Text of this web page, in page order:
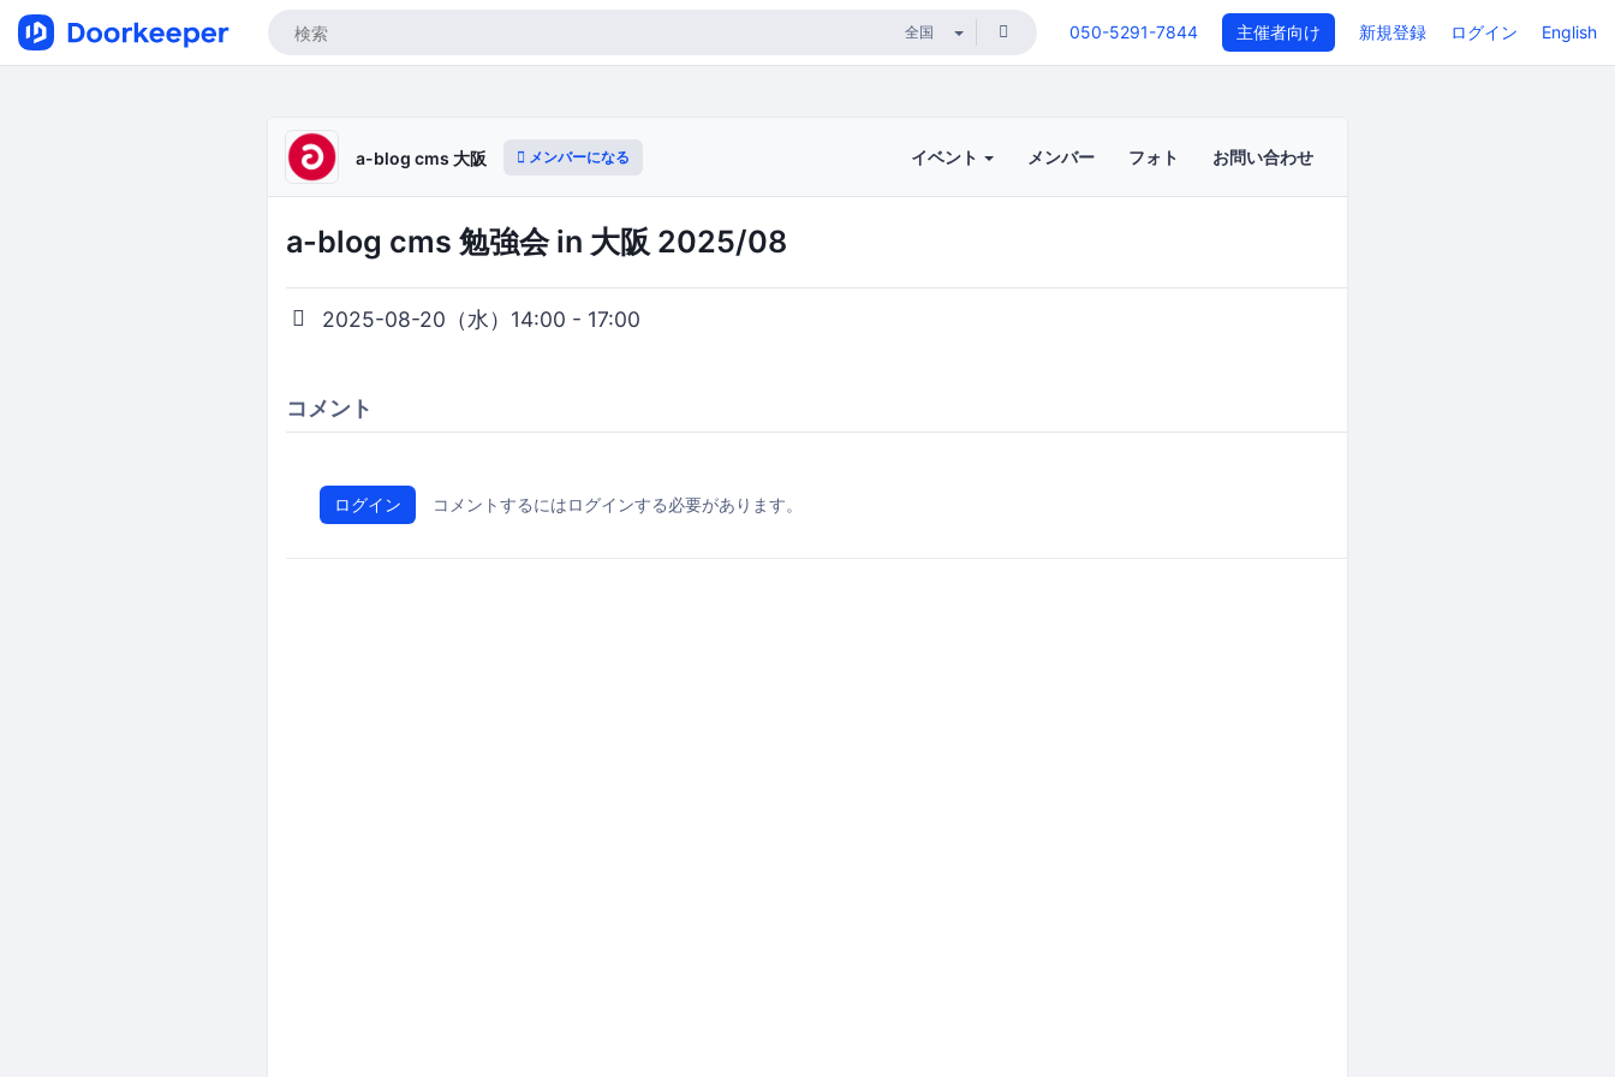
050-5291-7844 主催者向け 新規登録 ログイン English
a-blog cms 大阪 メンバーになる イベント メンバー フォト お問い合わせ
a-blog cms 勉強会 in 大阪 2025/08
2025-08-20（水）14:00 - 17:00
コメント
ログイン コメントするにはログインする必要があります。